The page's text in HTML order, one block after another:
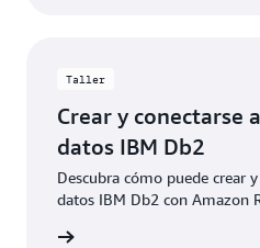
Taller
Crear y conectarse
datos IBM Db2
Descubra cómo puede crear
datos IBM Db2 con Amazon